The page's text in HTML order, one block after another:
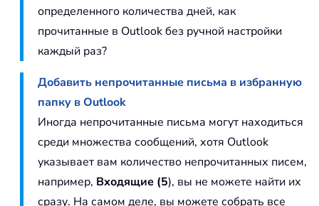
определенного количества дней, как
прочитанные в Outlook без ручной настройки
каждый раз?
Добавить непрочитанные письма в избранную
папку в Outlook
Иногда непрочитанные письма могут находиться
среди множества сообщений, хотя Outlook
указывает вам количество непрочитанных писем,
например, Входящие (5), вы не можете найти их
сразу. На самом деле, вы можете собрать все